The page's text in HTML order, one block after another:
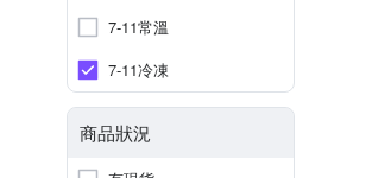
7-11常溫
7-11冷凍
商品狀況